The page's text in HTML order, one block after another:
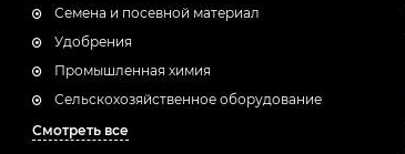
Семена и посевной материал
Удобрения
Промышленная химия
Сельскохозяйственное оборудование
Смотреть все